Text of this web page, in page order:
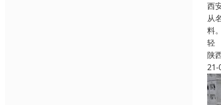
西
从
料
轻
陕
21-